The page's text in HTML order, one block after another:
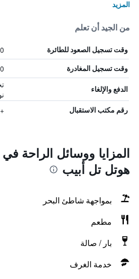
المزيد
من الجيد أن تعلم
وقت تسجيل الصعود للطائرة
وقت تسجيل المغادرة
الدفع والإلغاء
رقم مكتب الاستقبال +972 524 462 555
المزايا ووسائل الراحة
هوتل تل أبيب
بمواجهة شاطئ البحر
مطعم
بار / صالة
خدمة الغرف